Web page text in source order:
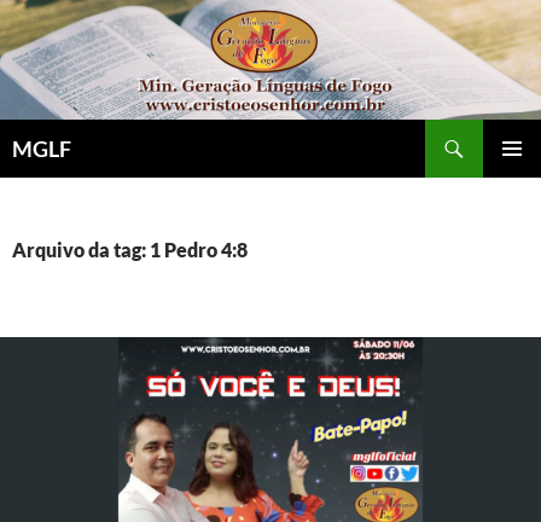
Pular
para
o
conteúdo
MGLF
Arquivo da tag: 1 Pedro 4:8